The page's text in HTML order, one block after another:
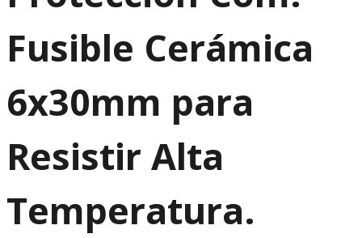
Fusible Cerámica
6x30mm para
Resistir Alta
Temperatura.